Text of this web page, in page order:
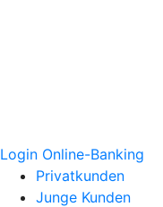
Login Online-Banking
Privatkunden
Junge Kunden